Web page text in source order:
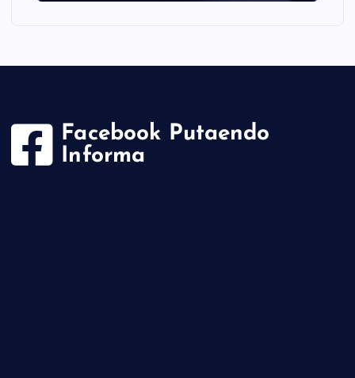
Facebook Putaendo
Informa